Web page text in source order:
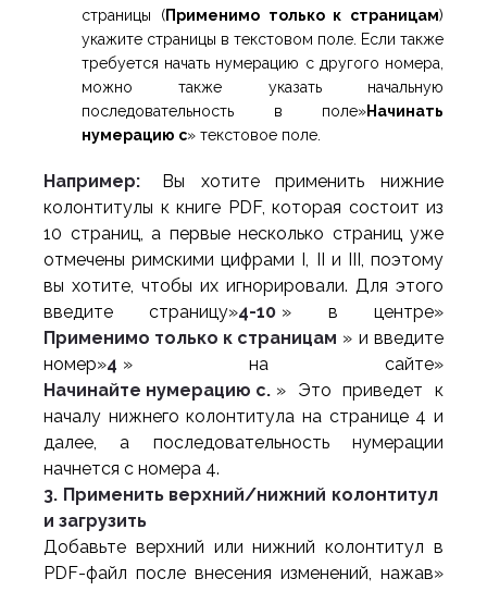
страницы (Применимо только к страницам)
укажите страницы в текстовом поле. Если также
требуется начать нумерацию с другого номера,
можно также указать начальную
последовательность в поле»Начинать
нумерацию с» текстовое поле.
Например:
Вы хотите применить нижние
колонтитулы к книге PDF, которая состоит из
10 страниц, а первые несколько страниц уже
отмечены римскими цифрами I, II и III, поэтому
вы хотите, чтобы их игнорировали. Для этого
введите страницу»4-10 » в центре»
Применимо только к страницам » и введите
номер»4 » на сайте»
Начинайте нумерацию с. » Это приведет к
началу нижнего колонтитула на странице 4 и
далее, а последовательность нумерации
начнется с номера 4.
3. Применить верхний/нижний колонтитул
и загрузить
Добавьте верхний или нижний колонтитул в
PDF-файл после внесения изменений, нажав»